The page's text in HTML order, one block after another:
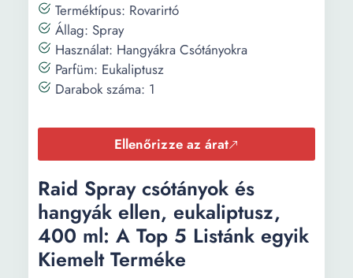
Terméktípus: Rovarirtó
Állag: Spray
Használat: Hangyákra Csótányokra
Parfüm: Eukaliptusz
Darabok száma: 1
Ellenőrizze az árat
Raid Spray csótányok és
hangyák ellen, eukaliptusz,
400 ml: A Top 5 Listánk egyik
Kiemelt Terméke